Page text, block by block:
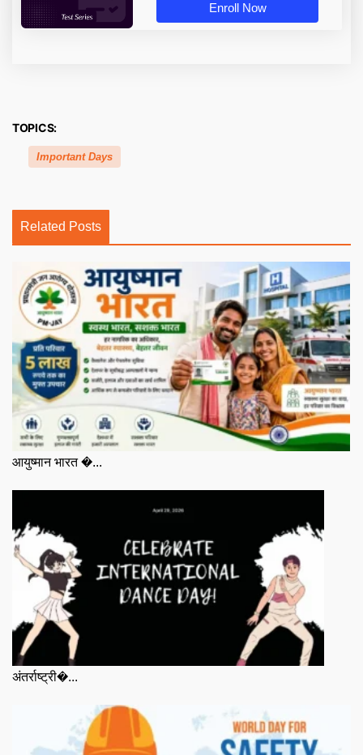
Enroll Now
TOPICS:
Important Days
Related Posts
आयुष्मान भारत �...
अंतर्राष्ट्री�...